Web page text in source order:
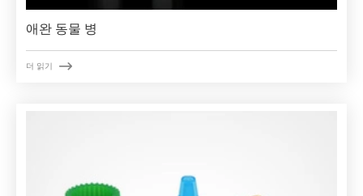
애완 동물 병
더 읽기 